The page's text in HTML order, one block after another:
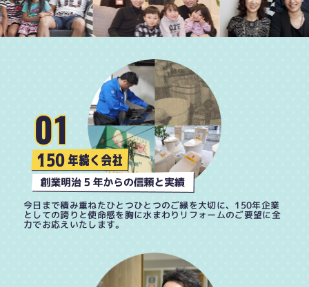
今日まで積み重ねたひとつひとつのご縁を大切に、150年企業
としての誇りと使命感を胸に水まわりリフォームのご要望に全
力でお応えいたします。